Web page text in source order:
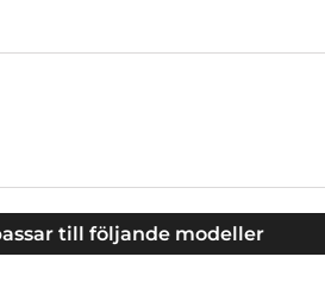
till följande modeller